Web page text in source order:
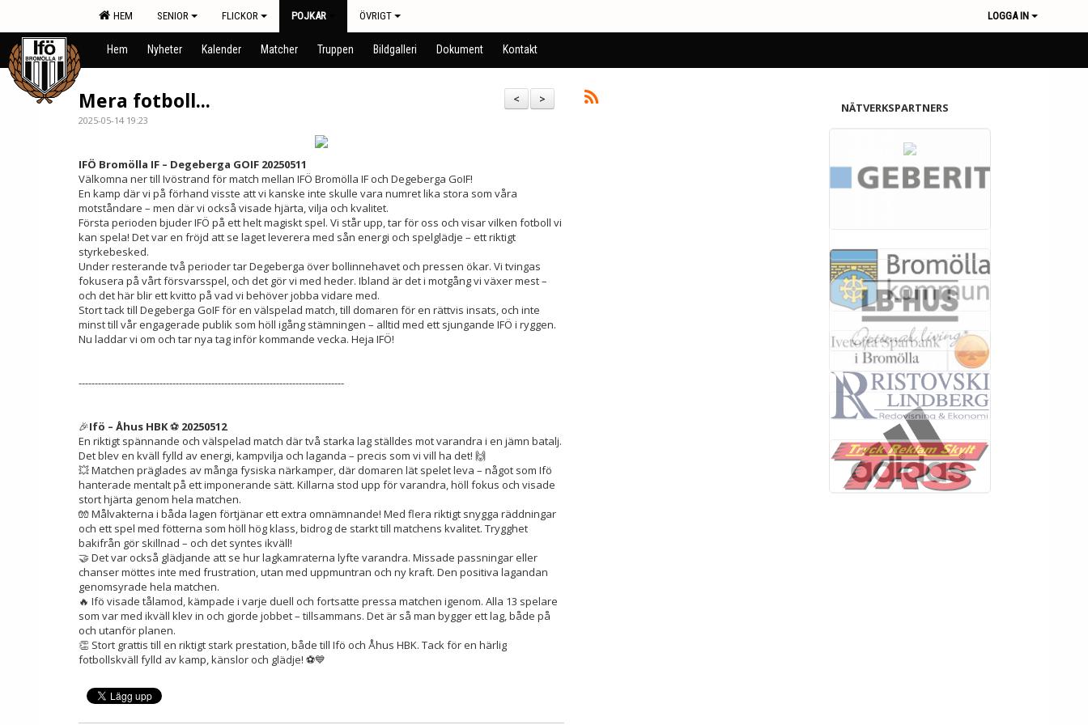
HEM SENIOR FLICKOR POJKAR ÖVRIGT LOGGA IN
Hem Nyheter Kalender Matcher Truppen Bildgalleri Dokument Kontakt
>
<
Mera fotboll...
2025-05-14 19:23
IFÖ Bromölla IF – Degeberga GOIF 20250511
Välkomna ner till Ivöstrand för match mellan IFÖ Bromölla IF och Degeberga GoIF!
En kamp där vi på förhand visste att vi kanske inte skulle vara numret lika stora som våra
motståndare – men där vi också visade hjärta, vilja och kvalitet.
Första perioden bjuder IFÖ på ett helt magiskt spel. Vi står upp, tar för oss och visar vilken fotboll vi
kan spela! Det var en fröjd att se laget leverera med sån energi och spelglädje – ett riktigt
styrkebesked.
Under resterande två perioder tar Degeberga över bollinnehavet och pressen ökar. Vi tvingas
fokusera på vårt försvarsspel, och det gör vi med heder. Ibland är det i motgång vi växer mest –
och det här blir ett kvitto på vad vi behöver jobba vidare med.
Stort tack till Degeberga GoIF för en välspelad match, till domaren för en rättvis insats, och inte
minst till vår engagerade publik som höll igång stämningen – alltid med ett sjungande IFÖ i ryggen.
Nu laddar vi om och tar nya tag inför kommande vecka. Heja IFÖ!
----------------------------------------------------------------------------------
🎉Ifö – Åhus HBK⚽ 20250512
En riktigt spännande och välspelad match där två starka lag ställdes mot varandra i en jämn batalj.
Det blev en kväll fylld av energi, kampvilja och laganda – precis som vi vill ha det! 🙌
💥 Matchen präglades av många fysiska närkamper, där domaren lät spelet leva – något som Ifö
hanterade mentalt på ett imponerande sätt. Killarna stod upp för varandra, höll fokus och visade
stort hjärta genom hela matchen.
🧤 Målvakterna i båda lagen förtjänar ett extra omnämnande! Med flera riktigt snygga räddningar
och ett spel med fötterna som höll hög klass, bidrog de starkt till matchens kvalitet. Trygghet
bakifrån gör skillnad – och det syntes ikväll!
🤝 Det var också glädjande att se hur lagkamraterna lyfte varandra. Missade passningar eller
chanser möttes inte med frustration, utan med uppmuntran och ny kraft. Den positiva lagandan
genomsyrade hela matchen.
🔥 Ifö visade tålamod, kämpade i varje duell och fortsatte pressa matchen igenom. Alla 13 spelare
som var med ikväll klev in och gjorde jobbet – tillsammans. Det är så man bygger ett lag, både på
och utanför planen.
👏 Stort grattis till en riktigt stark prestation, både till Ifö och Åhus HBK. Tack för en härlig
fotbollskväll fylld av kamp, känslor och glädje! ⚽💙
NÄTVERKSPARTNERS